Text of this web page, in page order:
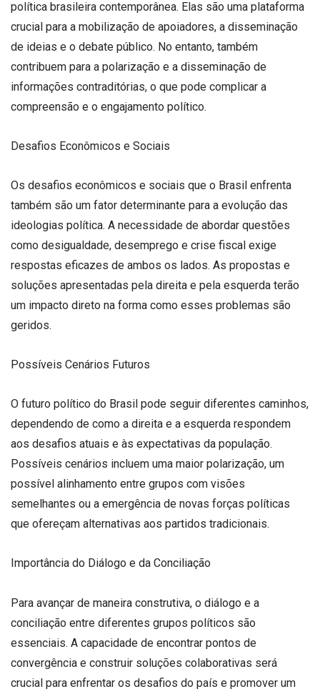
política brasileira contemporânea. Elas são uma plataforma
crucial para a mobilização de apoiadores, a disseminação
de ideias e o debate público. No entanto, também
contribuem para a polarização e a disseminação de
informações contraditórias, o que pode complicar a
compreensão e o engajamento político.
Desafios Econômicos e Sociais
Os desafios econômicos e sociais que o Brasil enfrenta
também são um fator determinante para a evolução das
ideologias política. A necessidade de abordar questões
como desigualdade, desemprego e crise fiscal exige
respostas eficazes de ambos os lados. As propostas e
soluções apresentadas pela direita e pela esquerda terão
um impacto direto na forma como esses problemas são
geridos.
Possíveis Cenários Futuros
O futuro político do Brasil pode seguir diferentes caminhos,
dependendo de como a direita e a esquerda respondem
aos desafios atuais e às expectativas da população.
Possíveis cenários incluem uma maior polarização, um
possível alinhamento entre grupos com visões
semelhantes ou a emergência de novas forças políticas
que ofereçam alternativas aos partidos tradicionais.
Importância do Diálogo e da Conciliação
Para avançar de maneira construtiva, o diálogo e a
conciliação entre diferentes grupos políticos são
essenciais. A capacidade de encontrar pontos de
convergência e construir soluções colaborativas será
crucial para enfrentar os desafios do país e promover um